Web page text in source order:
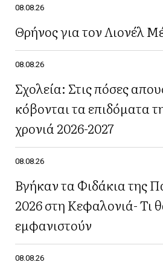
08.08.26
Θρήνος για τον Λιονέλ
08.08.26
Σχολεία: Στις πόσες
κόβονται τα επιδόματα
χρονιά 2026-2027
08.08.26
Βγήκαν τα Φιδάκια της
2026 στη Κεφαλονιά- Τι
εμφανιστούν
08.08.26